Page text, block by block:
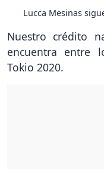
Lucca Mesinas
Nuestro crédito
encuentra entre
Tokio 2020.